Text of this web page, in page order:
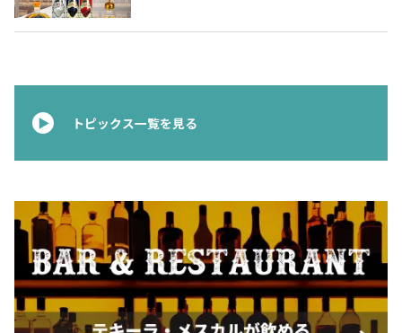
トピックス一覧を見る